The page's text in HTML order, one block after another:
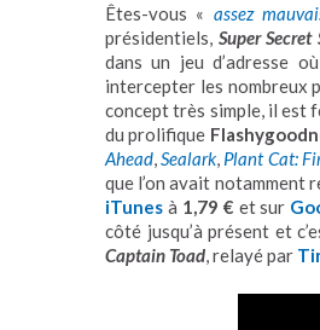
Êtes-vous « assez
présidentiels, Super Secret
dans un jeu d’adresse
intercepter les nombreux
concept très simple, il est
du prolifique
Ahead,Sealark, Plant Cat:
que l’on avait notamment
iTunes à 1,79 € et sur
côté jusqu’à présent et
Captain Toad, relayé par